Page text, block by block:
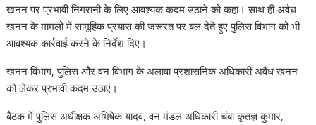
खनन पर प्रभावी निगरानी के लिए आवश्यक कदम उठाने को कहा। साथ ही अवैध
खनन के मामलों में सामूहिक प्रयास की जरूरत पर बल देते हुए पुलिस विभाग को भी
आवश्यक कार्रवाई करने के निर्देश दिए।
खनन विभाग, पुलिस और वन विभाग के अलावा प्रशासनिक अधिकारी अवैध खनन
को लेकर प्रभावी कदम उठाएं।
बैठक में पुलिस अधीक्षक अभिषेक यादव, वन मंडल अधिकारी चंबा कृतज्ञ कुमार,